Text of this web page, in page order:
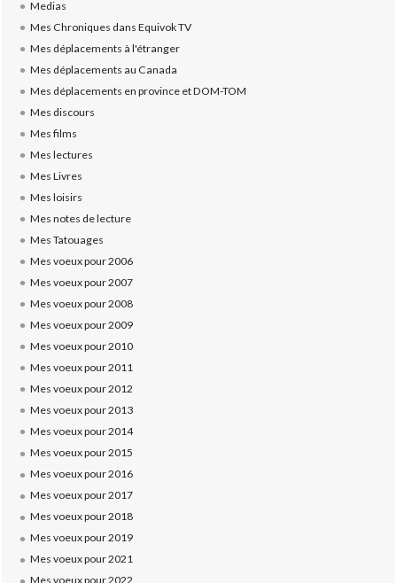
Medias
Mes Chroniques dans Equivok TV
Mes déplacements à l'étranger
Mes déplacements au Canada
Mes déplacements en province et DOM-TOM
Mes discours
Mes films
Mes lectures
Mes Livres
Mes loisirs
Mes notes de lecture
Mes Tatouages
Mes voeux pour 2006
Mes voeux pour 2007
Mes voeux pour 2008
Mes voeux pour 2009
Mes voeux pour 2010
Mes voeux pour 2011
Mes voeux pour 2012
Mes voeux pour 2013
Mes voeux pour 2014
Mes voeux pour 2015
Mes voeux pour 2016
Mes voeux pour 2017
Mes voeux pour 2018
Mes voeux pour 2019
Mes voeux pour 2021
Mes voeux pour 2022